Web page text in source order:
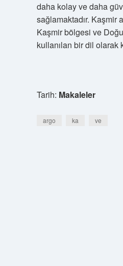
daha kolay ve daha
sağlamaktadır. Kaşmir
Kaşmir bölgesi ve
kullanılan bir dil olarak
Tarih: Makaleler
argo ka ve